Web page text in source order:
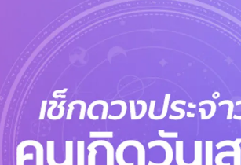
ติดตามสนุกโซเชียลได้ที่